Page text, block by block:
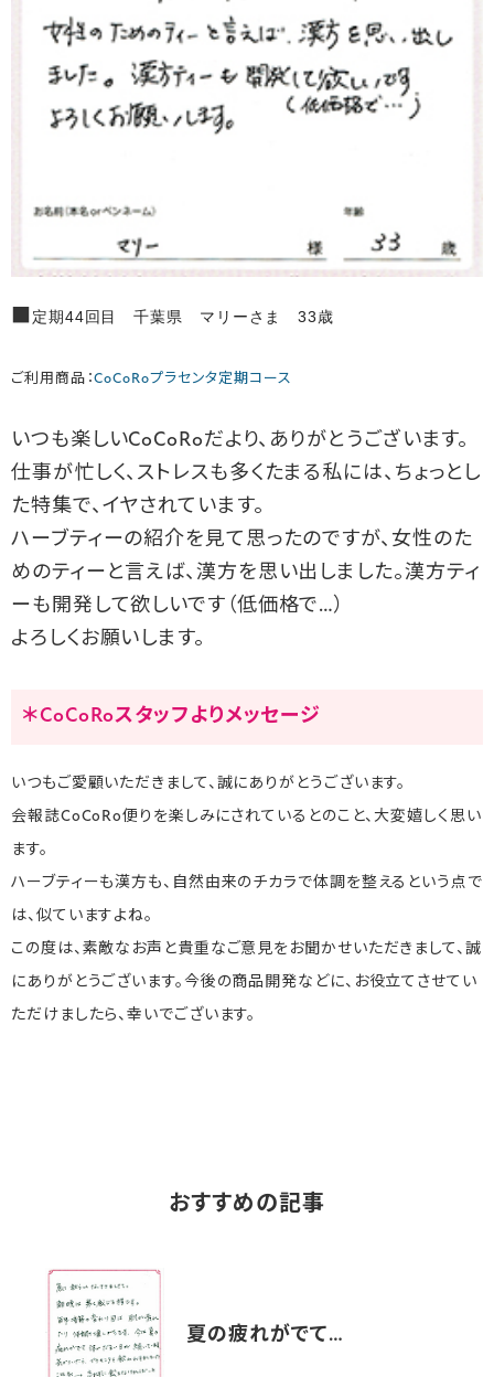
■定期44回目 千葉県 マリーさま 33歳
ご利用商品：CoCoRoプラセンタ定期コース
いつも楽しいCoCoRoだより、ありがとうございます。
仕事が忙しく、ストレスも多くたまる私には、ちょっとし
た特集で、イヤされています。
ハーブティーの紹介を見て思ったのですが、女性のた
めのティーと言えば、漢方を思い出しました。漢方ティ
ーも開発して欲しいです（低価格で…）
よろしくお願いします。
＊CoCoRoスタッフよりメッセージ
いつもご愛顧いただきまして、誠にありがとうございます。
会報誌CoCoRo便りを楽しみにされているとのこと、大変嬉しく思い
ます。
ハーブティーも漢方も、自然由来のチカラで体調を整えるという点で
は、似ていますよね。
この度は、素敵なお声と貴重なご意見をお聞かせいただきまして、誠
にありがとうございます。今後の商品開発などに、お役立てさせてい
ただけましたら、幸いでございます。
おすすめの記事
夏の疲れがでて…